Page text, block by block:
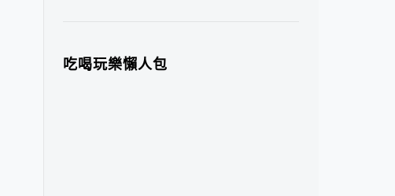
吃喝玩樂懶人包